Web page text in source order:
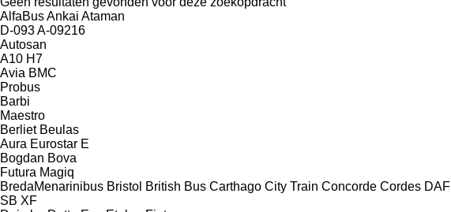
AlfaBusAnkai Ataman
D-093A-09216
Autosan
A10 H7
Avia BMC
Probus
Barbi
Maestro
Berliet Beulas
Aura Eurostar E
Bogdan Bova
Futura Magiq
BredaMenarinibus Bristol British Bus Carthago City Train Concorde Cordes DAF
SB XF